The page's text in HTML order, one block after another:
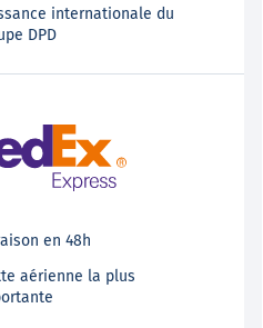
internationale du
DPD
en 48h
aérienne la plus